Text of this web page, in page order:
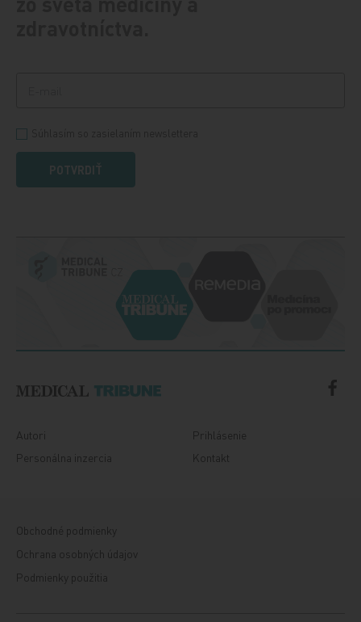
POTVRDIŤ
Autori
Personálna inzercia
Prihlásenie
Kontakt
Obchodné podmienky
Ochrana osobných údajov
Podmienky použitia